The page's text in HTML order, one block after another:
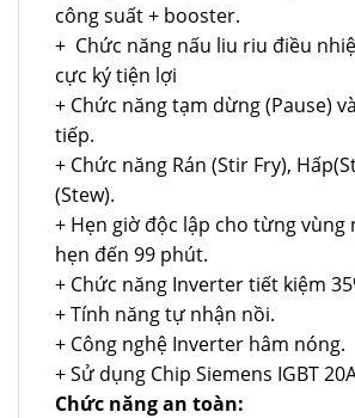
công suất + booster.
+ Chức năng nấu liu riu điều
cực ký tiện lợi
+ Chức năng tạm dừng (Pause)
tiếp.
+ Chức năng Rán (Stir Fry),
(Stew).
+ Hẹn giờ độc lập cho từng vùng
hẹn đến 99 phút.
+ Chức năng Inverter tiết kiệm
+ Tính năng tự nhận nồi.
+ Công nghệ Inverter hâm nóng.
+ Sử dụng Chip Siemens IGBT
Chức năng an toàn: